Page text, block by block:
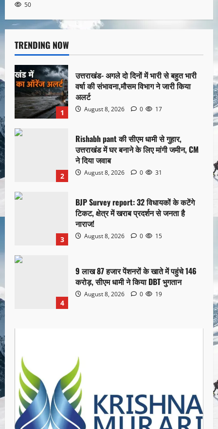
50
TRENDING NOW
1
उत्तराखंड- अगले दो दिनों में भारी से बहुत भारी
वर्षा की संभावना,मौसम विभाग ने जारी किया
अलर्ट
August 8, 2026 0 17
2
Rishabh pant की सीएम धामी से गुहार,
उत्तराखंड में घर बनाने के लिए मांगी जमीन, CM
ने दिया जवाब
August 8, 2026 0 31
3
BJP Survey report: 32 विधायकों के कटेंगे
टिकट, क्षेत्र में खराब प्रदर्शन से जनता है
नाराज!
August 8, 2026 0 15
4
9 लाख 87 हजार पेंशनरों के खाते में पहुंचे 146
करोड़, सीएम धामी ने किया DBT भुगतान
August 8, 2026 0 19